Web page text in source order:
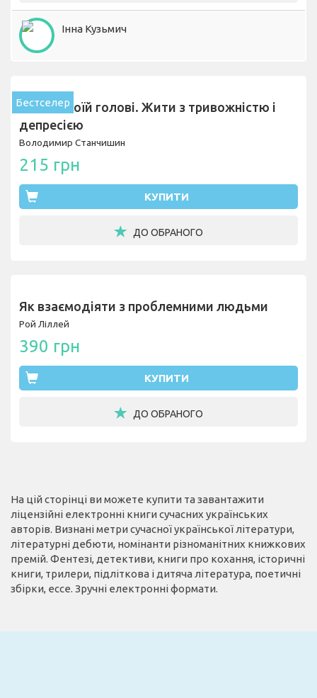
Інна Кузьмич
Стіни в моїй голові. Жити з тривожністю і
депресією
Володимир Станчишин
215 грн
Бестселер
КУПИТИ
ДО ОБРАНОГО
Як взаємодіяти з проблемними людьми
Рой Ліллей
390 грн
КУПИТИ
ДО ОБРАНОГО
На цій сторінці ви можете купити та завантажити
ліцензійні електронні книги сучасних українських
авторів. Визнані метри сучасної української літератури,
літературні дебюти, номінанти різноманітних книжкових
премій. Фентезі, детективи, книги про кохання, історичні
книги, трилери, підліткова і дитяча література, поетичні
збірки, ессе. Зручні електронні формати.